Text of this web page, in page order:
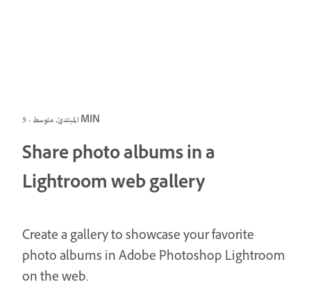
المبتدئ, متوسط · 5 MIN
Share photo albums in a
Lightroom web gallery
Create a gallery to showcase your favorite
photo albums in Adobe Photoshop Lightroom
on the web.